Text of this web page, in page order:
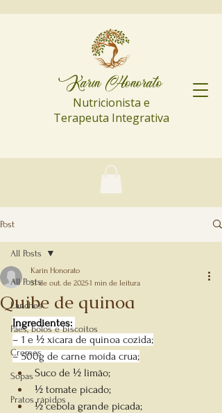
Karin Honorato
Nutricionista e
Terapeuta Integrativa
Post
All Posts
Lanches
Pães, bolos e biscoitos
Cremes
Sopas
Pratos rápidos
All Posts
Quibe de quinoa
Karin Honorato
31 de out. de 20251 min de leitura
Ingredientes:
– 1 e ½ xícara de quinoa cozida;
– 500g de carne moída crua;
Suco de ½ limão;
½ tomate picado;
½ cebola grande picada;